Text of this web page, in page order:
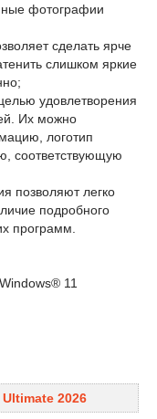
фотографии
сделать ярче
слишком яркие
удовлетворения
Их можно
логотип
соответствующую
позволяют легко
подробного
программ.
11
2026